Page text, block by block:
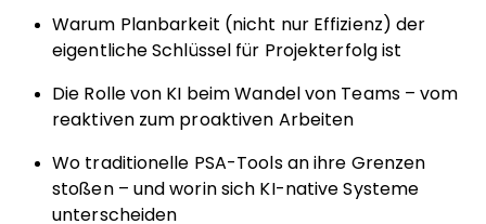
Warum Planbarkeit (nicht nur Effizienz) der
eigentliche Schlüssel für Projekterfolg ist
Die Rolle von KI beim Wandel von Teams – vom
reaktiven zum proaktiven Arbeiten
Wo traditionelle PSA-Tools an ihre Grenzen
stoßen – und worin sich KI-native Systeme
unterscheiden